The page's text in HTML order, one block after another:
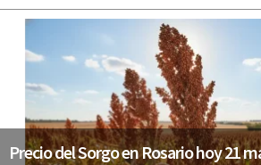
Precio del Sorgo en Rosario hoy 21